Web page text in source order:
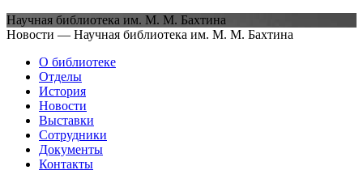
Научная библиотека им. М. М. Бахтина
Новости — Научная библиотека им. М. М. Бахтина
О библиотеке
Отделы
История
Новости
Выставки
Сотрудники
Документы
Контакты